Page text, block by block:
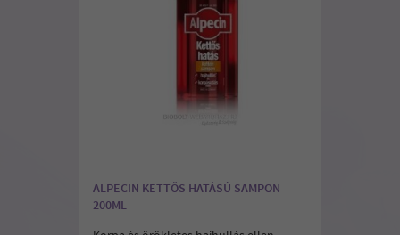
ALPECIN KETTŐS HATÁSÚ SAMPON
200ML